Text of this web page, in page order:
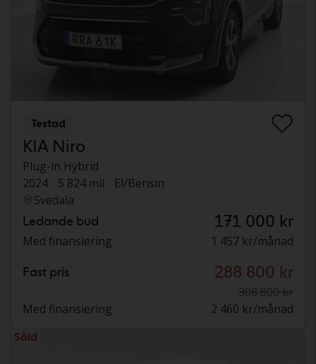
Testad
KIA Niro
Plug-in Hybrid
2024
5 824 mil
El/Bensin
Svedala
Ledande bud 171 000 kr
Med finansiering 1 457 kr/månad
Fast pris 288 800 kr
308 800 kr
Med finansiering
2 460 kr/månad
Såld